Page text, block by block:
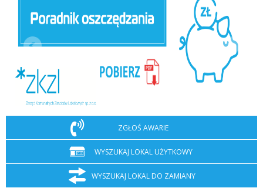
ZGŁOŚ AWARIE
WYSZUKAJ LOKAL UŻYTKOWY
WYSZUKAJ LOKAL DO ZAMIANY